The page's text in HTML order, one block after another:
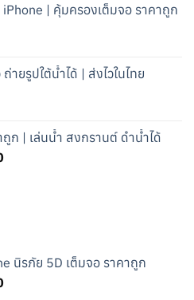
฿23.00.| คุ้มครองเต็มจอ ราคาถูก
ายรูปใต้น้ำได้ | ส่งไวในไทย
ก | เล่นน้ำ สงกรานต์ ดำน้ำได้
Current
นิรภัย 5D เต็มจอ ราคาถูก
Current